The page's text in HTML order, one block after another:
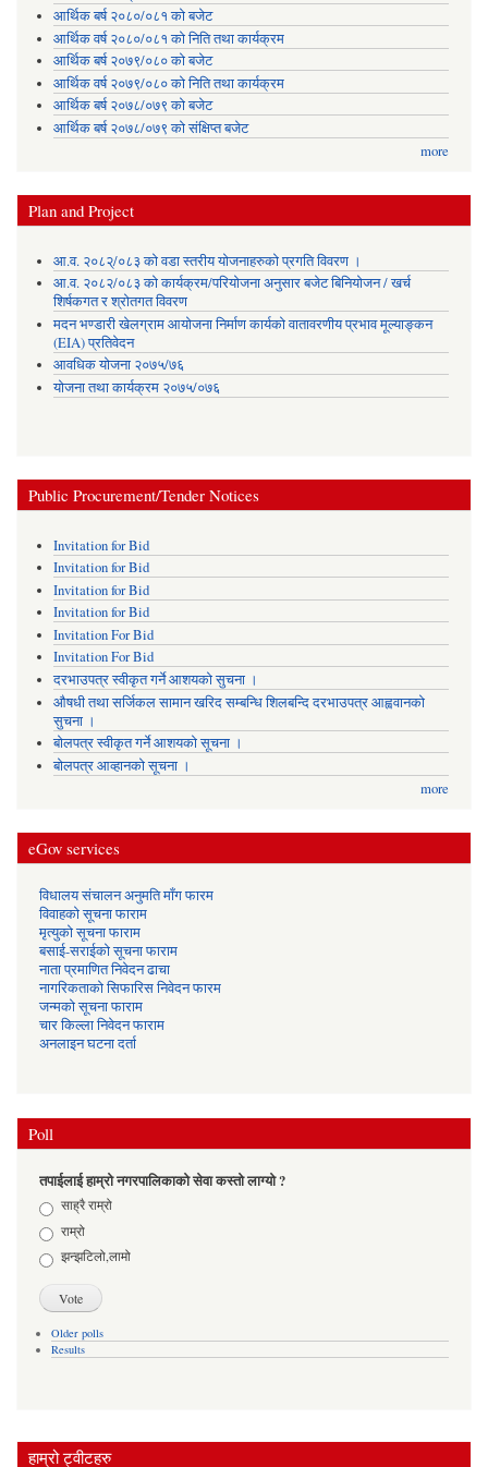
आर्थिक बर्ष २०८०/०८१ को बजेट
आर्थिक वर्ष २०८०/०८१ को निति तथा कार्यक्रम
आर्थिक बर्ष २०७९/०८० को बजेट
आर्थिक वर्ष २०७९/०८० को निति तथा कार्यक्रम
आर्थिक बर्ष २०७८/०७९ को बजेट
आर्थिक बर्ष २०७८/०७९ को संक्षिप्त बजेट
more
Plan and Project
आ.व. २०८२्/०८३ को वडा स्तरीय योजनाहरुको प्रगति विवरण ।
आ.व. २०८२/०८३ को कार्यक्रम/परियोजना अनुसार बजेट बिनियोजन / खर्च
शिर्षकगत र श्रोतगत विवरण
मदन भण्डारी खेलग्राम आयोजना निर्माण कार्यको वातावरणीय प्रभाव मूल्याङ्कन
(EIA) प्रतिवेदन
आवधिक योजना २०७५/७६
योजना तथा कार्यक्रम २०७५/०७६
Public Procurement/Tender Notices
Invitation for Bid
Invitation for Bid
Invitation for Bid
Invitation for Bid
Invitation For Bid
Invitation For Bid
दरभाउपत्र स्वीकृत गर्ने आशयको सुचना ।
औषधी तथा सर्जिकल सामान खरिद सम्बन्धि शिलबन्दि दरभाउपत्र आह्ववानको
सुचना ।
बोलपत्र स्वीकृत गर्ने आशयको सूचना ।
बोलपत्र आव्हानको सूचना ।
more
eGov services
विधालय संचालन अनुमति माँग फारम
विवाहको सूचना फाराम
मृत्युको सूचना फाराम
बसाई-सराईको सूचना फाराम
नाता प्रमाणित निवेदन ढाचा
नागरिकताको सिफारिस निवेदन फारम
जन्मको सूचना फाराम
चार किल्ला निवेदन फाराम
अनलाइन घटना दर्ता
Poll
तपाईलाई हाम्रो नगरपालिकाको सेवा कस्तो लाग्यो ?
Choicesसाह्रै राम्रो
राम्रो
झन्झटिलो,लामो
Older polls
Results
हाम्रो ट्वीटहरु